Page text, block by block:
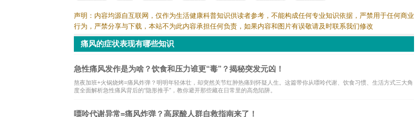
声明：内容均源自互联网，仅作为生活健康科普知识供读者参考，不能构成任何专业知识依据，严禁用于任何商业
行为，严禁分享与下载，本站不为此内容承担任何负责，如果内容和图片有误敬请及时联系我们修改
痛风的症状表现有哪些知识
急性痛风发作是为啥？饮食和压力谁更“毒”？揭秘突发元凶！
熬夜加班+火锅烧烤=痛风炸弹？明明年轻体壮，却突然关节红肿热痛到怀疑人生。这篇带你从嘌呤代谢、饮食习惯、生活方式三大角
度全面解析急性痛风背后的“隐形推手”，教你避开那些藏在日常里的高危陷阱。
嘌呤代谢异常=痛风炸弹？高尿酸人群自救指南来了！